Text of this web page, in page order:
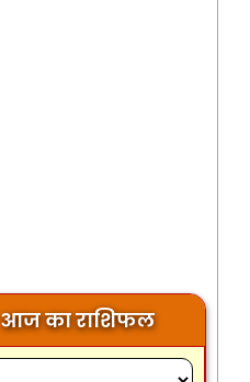
आज का राशिफल